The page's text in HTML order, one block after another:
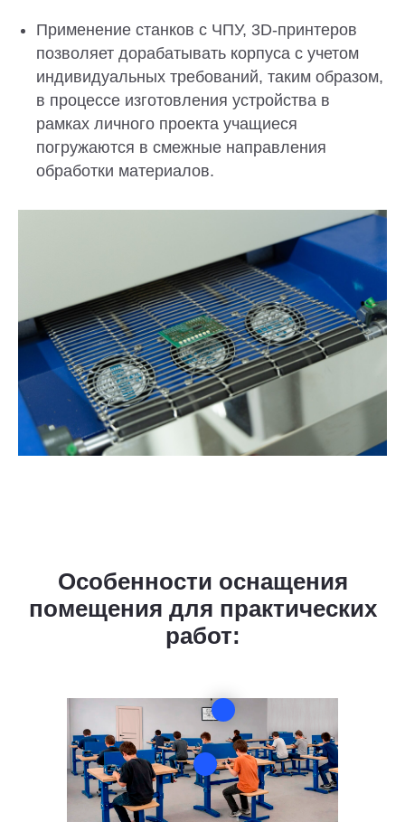
Применение станков с ЧПУ, 3D-принтеров
позволяет дорабатывать корпуса с учетом
индивидуальных требований, таким образом,
в процессе изготовления устройства в
рамках личного проекта учащиеся
погружаются в смежные направления
обработки материалов.
Особенности оснащения
помещения для практических
работ: